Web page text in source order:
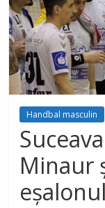
Handbal masculin
Minaur